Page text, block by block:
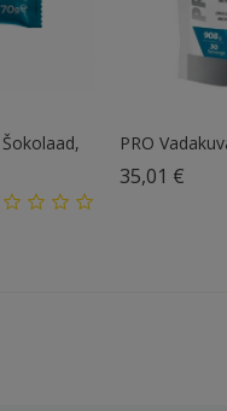
PRO
35,01 €Hind